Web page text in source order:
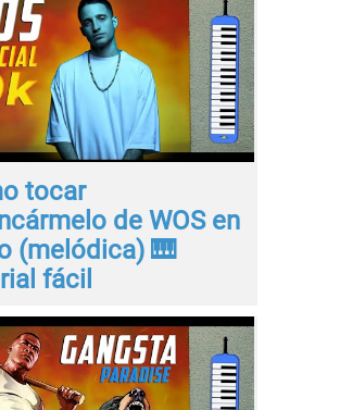
tocar
de WOS en
(melódica) 🎹
fácil